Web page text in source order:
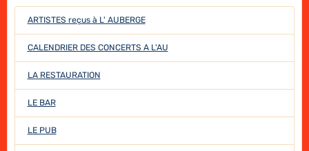
ARTISTES reçus à L' AUBERGE
CALENDRIER DES CONCERTS A L'AU
LA RESTAURATION
LE BAR
LE PUB